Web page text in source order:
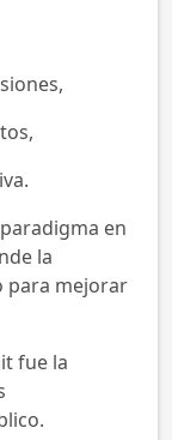
en
la
para mejorar
fue la